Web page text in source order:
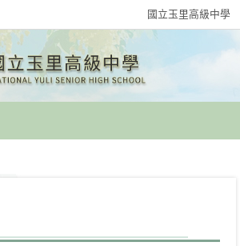
國立玉里高級中學